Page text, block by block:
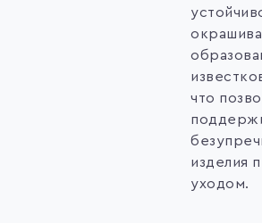
что
изделия
уходом.